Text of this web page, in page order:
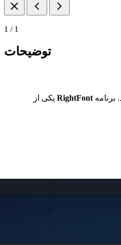
1 / 1
توضیحات
برنامهRightFont یکی از